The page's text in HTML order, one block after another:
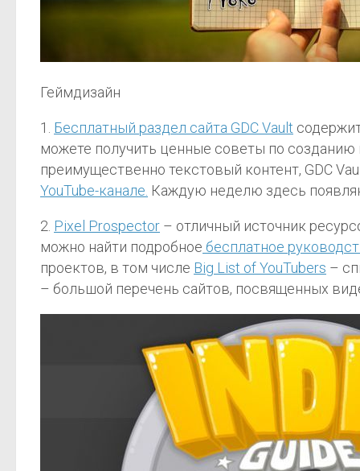
Геймдизайн
1. Бесплатный раздел сайта GDC Vault
можете получить ценные советы по
преимущественно текстовый контент, GDC
YouTube-канале. Каждую неделю здесь
2. Pixel Prospector – отличный источник
можно найти подробное бесплатное
проектов, в том числе Big List of YouTubers –
– большой перечень сайтов, посвященных